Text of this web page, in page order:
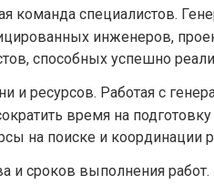
команда специалистов.
инженеров,
способных успешно
и ресурсов. Работая с
время на
на поиске и координации
и сроков выполнения